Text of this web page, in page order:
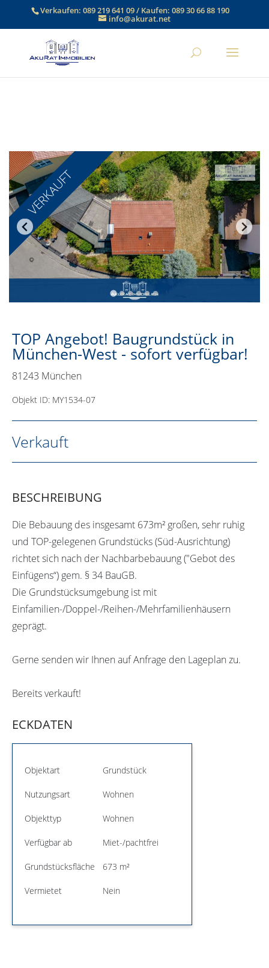
Verkaufen:089 219 641 09/ Kaufen:089 30 66 88 190
info@akurat.net
VERKAUFT
TOP Angebot! Baugrundstück in
München-West - sofort verfügbar!
81243 München
Objekt ID: MY1534-07
Verkauft
BESCHREIBUNG
Die Bebauung des insgesamt 673m² großen, sehr ruhig
und TOP-gelegenen Grundstücks (Süd-Ausrichtung)
richtet sich nach der Nachbarbebauung ("Gebot des
Einfügens“) gem. § 34 BauGB.
Die Grundstücksumgebung ist mit
Einfamilien-/Doppel-/Reihen-/Mehrfamilienhäusern
geprägt.
Gerne senden wir Ihnen auf Anfrage den Lageplan zu.
Bereits verkauft!
ECKDATEN
Objektart Grundstück
Nutzungsart Wohnen
Objekttyp Wohnen
Verfügbar ab Miet-/pachtfrei
Grundstücksfläche 673 m²
Vermietet Nein